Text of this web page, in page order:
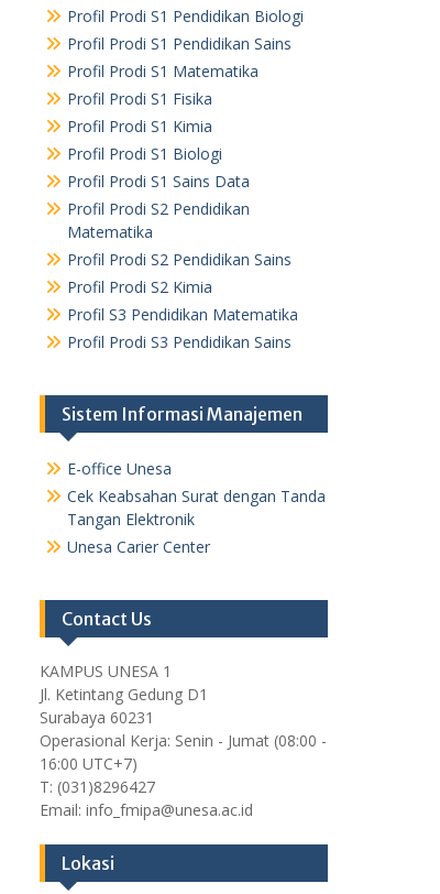
Profil Prodi S1 Pendidikan Biologi
Profil Prodi S1 Pendidikan Sains
Profil Prodi S1 Matematika
Profil Prodi S1 Fisika
Profil Prodi S1 Kimia
Profil Prodi S1 Biologi
Profil Prodi S1 Sains Data
Profil Prodi S2 Pendidikan
Matematika
Profil Prodi S2 Pendidikan Sains
Profil Prodi S2 Kimia
Profil S3 Pendidikan Matematika
Profil Prodi S3 Pendidikan Sains
Sistem Informasi Manajemen
E-office Unesa
Cek Keabsahan Surat dengan Tanda
Tangan Elektronik
Unesa Carier Center
Contact Us
KAMPUS UNESA 1
Jl. Ketintang Gedung D1
Surabaya 60231
Operasional Kerja: Senin - Jumat (08:00 -
16:00 UTC+7)
T: (031)8296427
Email: info_fmipa@unesa.ac.id
Lokasi